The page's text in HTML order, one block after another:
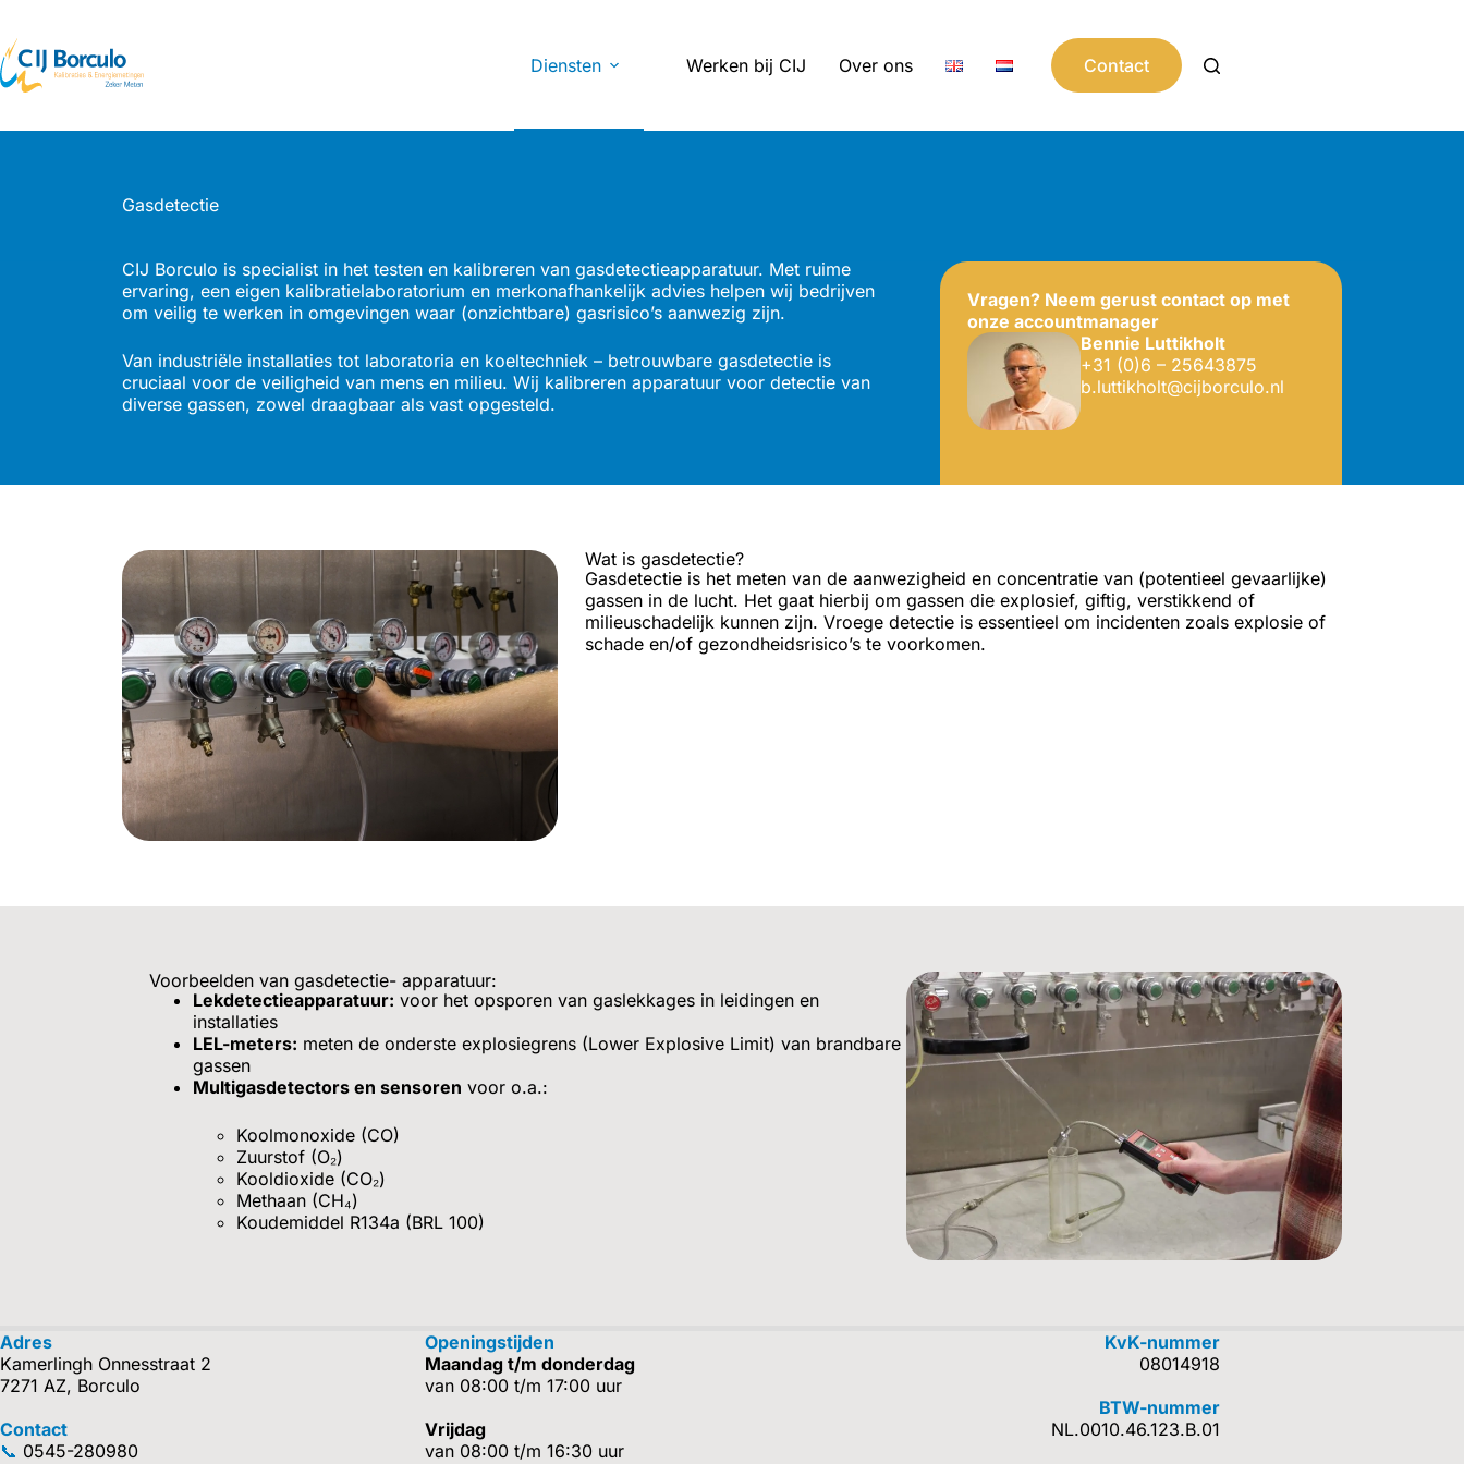
Diensten Werken bij CIJ Over ons Contact
Gasdetectie
CIJ Borculo is specialist in het testen en kalibreren van gasdetectieapparatuur. Met ruime
ervaring, een eigen kalibratielaboratorium en merkonafhankelijk advies helpen wij bedrijven
om veilig te werken in omgevingen waar (onzichtbare) gasrisico’s aanwezig zijn.
Van industriële installaties tot laboratoria en koeltechniek – betrouwbare gasdetectie is
cruciaal voor de veiligheid van mens en milieu. Wij kalibreren apparatuur voor detectie van
diverse gassen, zowel draagbaar als vast opgesteld.
Vragen? Neem gerust contact op met
onze accountmanager
Bennie Luttikholt
+31 (0)6 – 25643875
b.luttikholt@cijborculo.nl
Wat is gasdetectie?
Gasdetectie is het meten van de aanwezigheid en concentratie van (potentieel gevaarlijke)
gassen in de lucht. Het gaat hierbij om gassen die explosief, giftig, verstikkend of
milieuschadelijk kunnen zijn. Vroege detectie is essentieel om incidenten zoals explosie of
schade en/of gezondheidsrisico’s te voorkomen.
Voorbeelden van gasdetectie- apparatuur:
Lekdetectieapparatuur: voor het opsporen van gaslekkages in leidingen en
installaties
LEL-meters: meten de onderste explosiegrens (Lower Explosive Limit) van brandbare
gassen
Multigasdetectors en sensoren voor o.a.:
Koolmonoxide (CO)
Zuurstof (O₂)
Kooldioxide (CO₂)
Methaan (CH₄)
Koudemiddel R134a (BRL 100)
Adres
Kamerlingh Onnesstraat 2
7271 AZ, Borculo
Contact
📞 0545-280980
Openingstijden
Maandag t/m donderdag
van 08:00 t/m 17:00 uur
Vrijdag
van 08:00 t/m 16:30 uur
KvK-nummer
08014918
BTW-nummer
NL.0010.46.123.B.01